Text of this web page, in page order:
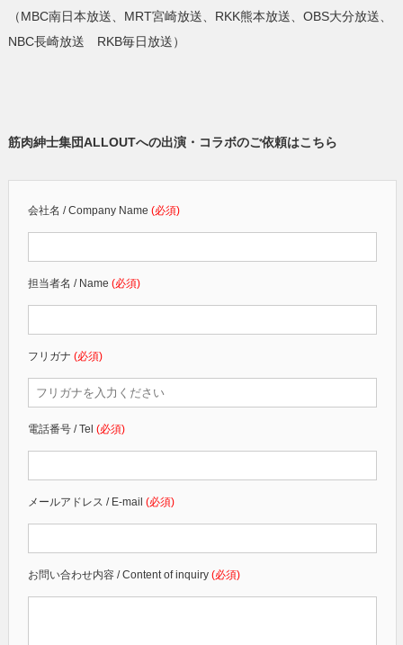
（MBC南日本放送、MRT宮崎放送、RKK熊本放送、OBS大分放送、
NBC長崎放送 RKB毎日放送）
筋肉紳士集団ALLOUTへの出演・コラボのご依頼はこちら
会社名 / Company Name (必須)
担当者名 / Name (必須)
フリガナ (必須)
電話番号 / Tel (必須)
メールアドレス / E-mail (必須)
お問い合わせ内容 / Content of inquiry (必須)